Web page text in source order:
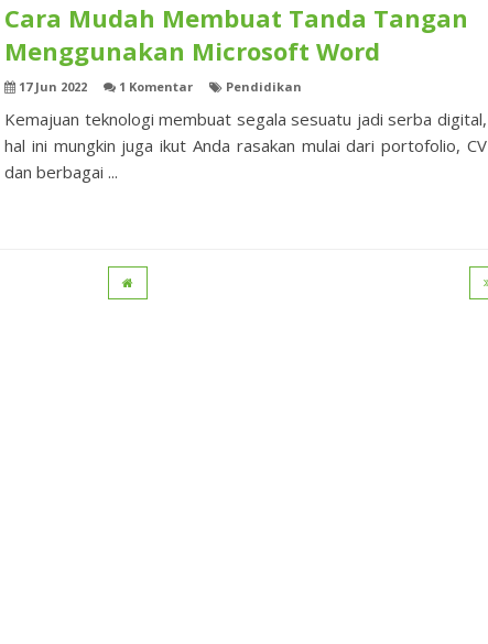
Cara Mudah Membuat Tanda Tangan
Menggunakan Microsoft Word
17 Jun 2022 1 Komentar Pendidikan
Kemajuan teknologi membuat segala sesuatu jadi serba digital,
hal ini mungkin juga ikut Anda rasakan mulai dari portofolio, CV
dan berbagai ...